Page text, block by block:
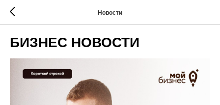
Новости
БИЗНЕС НОВОСТИ